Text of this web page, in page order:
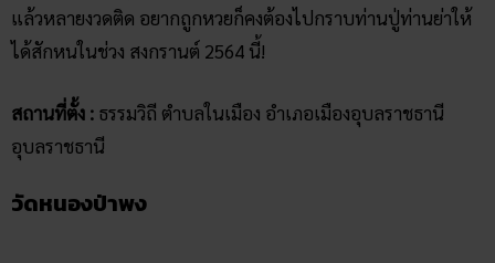
แล้วหลายงวดติด อยากถูกหวยก็คงต้องไปกราบท่านปู่ท่านย่าให้
ได้สักหนในช่วง สงกรานต์ 2564 นี้!
สถานที่ตั้ง : ธรรมวิถี ตำบลในเมือง อำเภอเมืองอุบลราชธานี
อุบลราชธานี
วัดหนองป่าพง